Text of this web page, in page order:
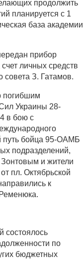
продолжить
планируется с 1
база академии
прибор
личных средств
совета З. Гатамов.
погибшим
Украины 28-
в бою с
путь бойца 95-ОАМБ
подразделений,
Зонтовым и жители
пл. Октябрьской
к
состоялось
по
бюджетных